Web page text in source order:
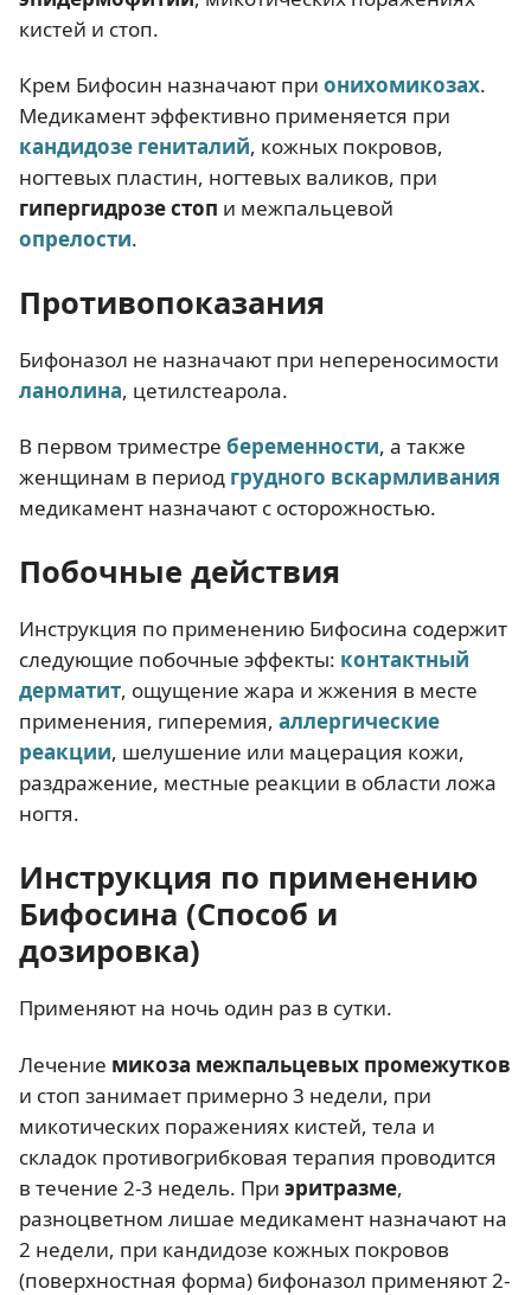
кистей и стоп.
Крем Бифосин назначают при онихомикозах.
Медикамент эффективно применяется при
кандидозе гениталий, кожных покровов,
ногтевых пластин, ногтевых валиков, при
гипергидрозе стоп и межпальцевой
опрелости.
Противопоказания
Бифоназол не назначают при непереносимости
ланолина, цетилстеарола.
В первом триместре беременности, а также
женщинам в период грудного вскармливания
медикамент назначают с осторожностью.
Побочные действия
Инструкция по применению Бифосина содержит
следующие побочные эффекты: контактный
дерматит, ощущение жара и жжения в месте
применения, гиперемия, аллергические
реакции, шелушение или мацерация кожи,
раздражение, местные реакции в области ложа
ногтя.
Инструкция по применению
Бифосина (Способ и
дозировка)
Применяют на ночь один раз в сутки.
Лечение микоза межпальцевых промежутков
и стоп занимает примерно 3 недели, при
микотических поражениях кистей, тела и
складок противогрибковая терапия проводится
в течение 2-3 недель. При эритразме,
разноцветном лишае медикамент назначают на
2 недели, при кандидозе кожных покровов
(поверхностная форма) бифоназол применяют 2-